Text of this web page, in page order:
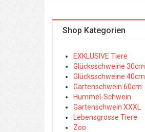
Shop Kategorien
EXKLUSIVE Tiere
Glücksschweine 30cm
Glücksschweine 40cm
Gartenschwein 60cm
Hummel-Schwein
Gartenschwein XXXL
Lebensgrosse Tiere
Zoo